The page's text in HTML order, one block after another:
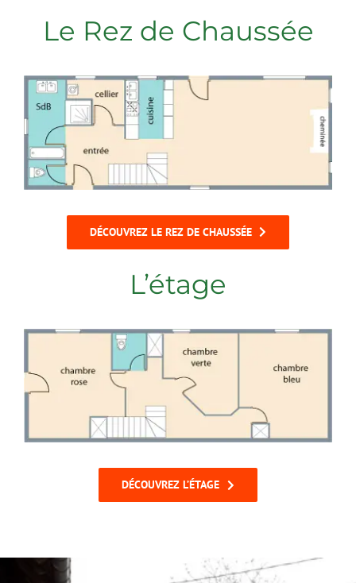
Le Rez de Chaussée
DÉCOUVREZ LE REZ DE CHAUSSÉE
L’étage
DÉCOUVREZ L’ÉTAGE